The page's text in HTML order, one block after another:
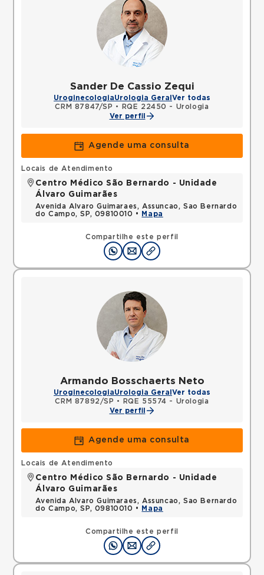
Sander De Cassio Zequi
UroginecologiaUrologia Geral Ver todas
CRM 87847/SP •
RQE 22450 - Urologia
Ver perfil
Agende uma consulta
Compartilhe este perfil
Locais de Atendimento
Centro Médico São Bernardo - Unidade
Álvaro Guimarães
Avenida Alvaro Guimaraes, Assuncao, Sao Bernardo
do Campo, SP, 09810010 •
Mapa
Armando Bosschaerts Neto
UroginecologiaUrologia Geral Ver todas
CRM 87892/SP •
RQE 55574 - Urologia
Ver perfil
Agende uma consulta
Compartilhe este perfil
Locais de Atendimento
Centro Médico São Bernardo - Unidade
Álvaro Guimarães
Avenida Alvaro Guimaraes, Assuncao, Sao Bernardo
do Campo, SP, 09810010 •
Mapa